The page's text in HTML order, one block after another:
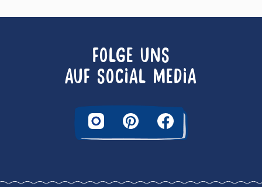
FOLGE UNS
AUF SOCIAL MEDIA